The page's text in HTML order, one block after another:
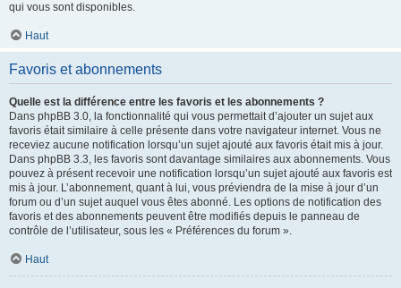
qui vous sont disponibles.
Haut
Favoris et abonnements
Quelle est la différence entre les favoris et les abonnements ?
Dans phpBB 3.0, la fonctionnalité qui vous permettait d’ajouter un sujet aux
favoris était similaire à celle présente dans votre navigateur internet. Vous ne
receviez aucune notification lorsqu’un sujet ajouté aux favoris était mis à jour.
Dans phpBB 3.3, les favoris sont davantage similaires aux abonnements. Vous
pouvez à présent recevoir une notification lorsqu’un sujet ajouté aux favoris est
mis à jour. L’abonnement, quant à lui, vous préviendra de la mise à jour d’un
forum ou d’un sujet auquel vous êtes abonné. Les options de notification des
favoris et des abonnements peuvent être modifiés depuis le panneau de
contrôle de l’utilisateur, sous les « Préférences du forum ».
Haut